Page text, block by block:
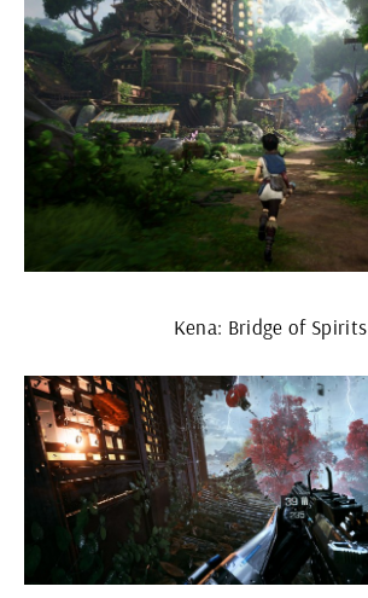
Kena: Bridge of Spirits